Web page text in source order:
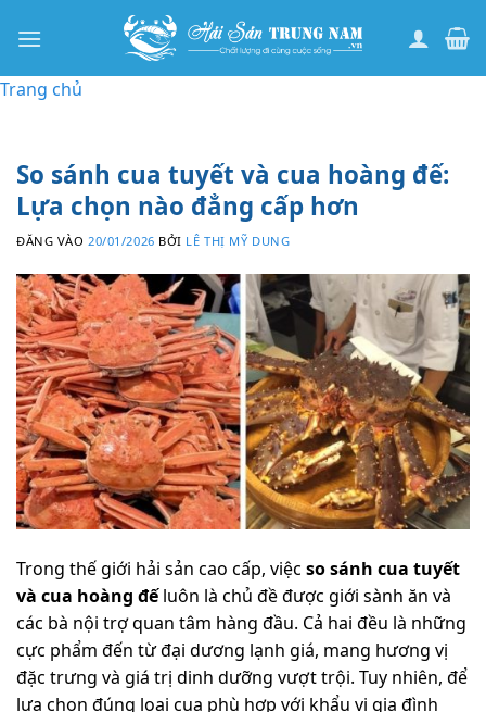
qua
dung
Trang chủ
So sánh cua tuyết và cua hoàng đế:
Lựa chọn nào đẳng cấp hơn
ĐĂNG VÀO 20/01/2026 BỞI LÊ THỊ MỸ DUNG
Trong thế giới hải sản cao cấp, việc so sánh cua tuyết
và cua hoàng đếluôn là chủ đề được giới sành ăn và
các bà nội trợ quan tâm hàng đầu. Cả hai đều là những
cực phẩm đến từ đại dương lạnh giá, mang hương vị
đặc trưng và giá trị dinh dưỡng vượt trội. Tuy nhiên, để
lựa chọn đúng loại cua phù hợp với khẩu vị gia đình